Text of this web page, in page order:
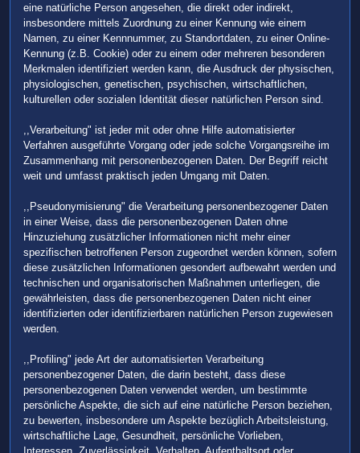
eine natürliche Person angesehen, die direkt oder indirekt,
insbesondere mittels Zuordnung zu einer Kennung wie einem
Namen, zu einer Kennnummer, zu Standortdaten, zu einer Online-
Kennung (z.B. Cookie) oder zu einem oder mehreren besonderen
Merkmalen identifiziert werden kann, die Ausdruck der physischen,
physiologischen, genetischen, psychischen, wirtschaftlichen,
kulturellen oder sozialen Identität dieser natürlichen Person sind.
,,Verarbeitung" ist jeder mit oder ohne Hilfe automatisierter
Verfahren ausgeführte Vorgang oder jede solche Vorgangsreihe im
Zusammenhang mit personenbezogenen Daten. Der Begriff reicht
weit und umfasst praktisch jeden Umgang mit Daten.
,,Pseudonymisierung" die Verarbeitung personenbezogener Daten
in einer Weise, dass die personenbezogenen Daten ohne
Hinzuziehung zusätzlicher Informationen nicht mehr einer
spezifischen betroffenen Person zugeordnet werden können, sofern
diese zusätzlichen Informationen gesondert aufbewahrt werden und
technischen und organisatorischen Maßnahmen unterliegen, die
gewährleisten, dass die personenbezogenen Daten nicht einer
identifizierten oder identifizierbaren natürlichen Person zugewiesen
werden.
,,Profiling" jede Art der automatisierten Verarbeitung
personenbezogener Daten, die darin besteht, dass diese
personenbezogenen Daten verwendet werden, um bestimmte
persönliche Aspekte, die sich auf eine natürliche Person beziehen,
zu bewerten, insbesondere um Aspekte bezüglich Arbeitsleistung,
wirtschaftliche Lage, Gesundheit, persönliche Vorlieben,